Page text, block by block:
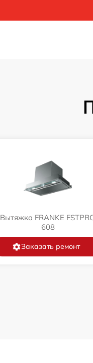
Вытяжка FRANKE
608
Заказать ремонт